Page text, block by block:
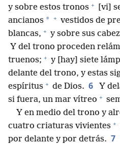
y sobre estos tronos + [vi]
ancianos * + vestidos de
blancas, + y sobre sus
Y del trono proceden
truenos; + y [hay] siete
delante del trono, y estas
espíritus + de Dios. 6
Y
si fuera, un mar vítreo +
Y en medio del trono y
cuatro criaturas vivientes +
por delante y por detrás. 7